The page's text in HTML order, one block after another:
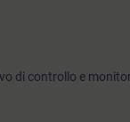
di controllo e